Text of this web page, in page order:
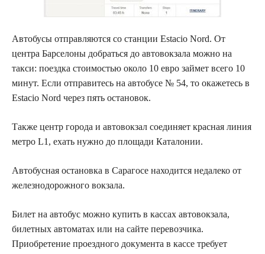
Автобусы отправляются со станции Estacio Nord. От
центра Барселоны добраться до автовокзала можно на
такси: поездка стоимостью около 10 евро займет всего 10
минут. Если отправитесь на автобусе № 54, то окажетесь в
Estacio Nord через пять остановок.
Также центр города и автовокзал соединяет красная линия
метро L1, ехать нужно до площади Каталонии.
Автобусная остановка в Сарагосе находится недалеко от
железнодорожного вокзала.
Билет на автобус можно купить в кассах автовокзала,
билетных автоматах или на сайте перевозчика.
Приобретение проездного документа в кассе требует